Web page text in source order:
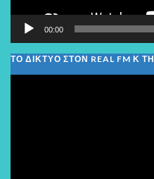
00:00
ΤΟ ΔΙΚΤΥΟ ΣΤΟΝ REAL FM Κ